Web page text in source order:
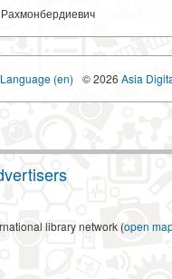
Language (en) © 2026 Asia
library network (open